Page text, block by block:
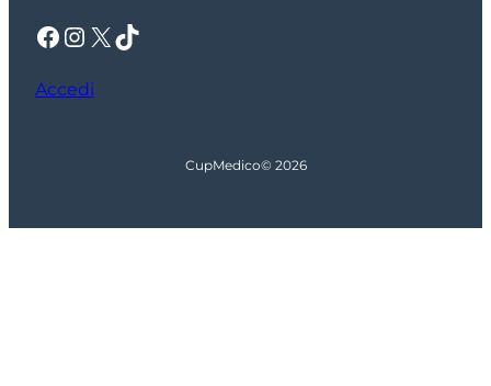
Facebook Instagram X TikTok
Accedi
CupMedico© 2026